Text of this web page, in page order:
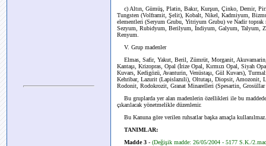
c) Altın, Gümüş, Platin, Bakır, Kurşun, Çinko, Demir,
Tungsten (Volframit, Şelit), Kobalt, Nikel, Kadmiyum,
elementleri (Seryum Grubu, Yitriyum Grubu) ve Nadir
Sezyum, Rubidyum, Berilyum, İndiyum, Galyum, Talyum,
Renyum.
V. Grup madenler
Elmas, Safir, Yakut, Beril, Zümrüt, Morganit,
Kantaşı, Krizopras, Opal (İrize Opal, Kırmızı Opal, Siyah
Kuvars, Kedigözü, Avanturin, Venüstaşı, Gül Kuvars),
Kehribar, Lazurit (Lapislazuli), Oltutaşı, Diopsit, Amozonit,
Rodonit, Rodokrozit, Granat Minarelleri (Spesartin,
Bu gruplarda yer alan madenlerin özellikleri ile bu
çıkarılacak yönetmelikle düzenlenir.
Bu Kanuna göre verilen ruhsatlar başka amaçla kullanılmaz.
TANIMLAR:
Madde 3 - (Değişik madde: 26/05/2004 - 5177 S.K./